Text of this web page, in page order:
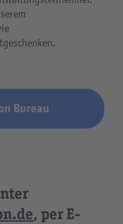
Bureau
, per E-